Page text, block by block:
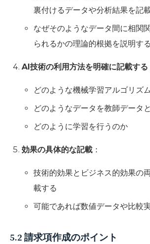
裏付けるデータや分析結果を記
なぜそのようなデータ間に相関
られるかの理論的根拠を説明する
AI技術の利用方法を明確に記載する
どのような機械学習アルゴリズ
どのようなデータを教師データ
どのように学習を行うのか
効果の具体的な記載 ：
技術的効果とビジネス的効果の
載する
可能であれば数値データや比較
5.2 請求項作成のポイント